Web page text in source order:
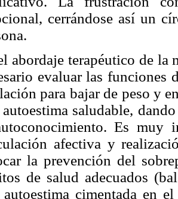
cerrándose así un
abordaje terapéutico de la
evaluar las funciones
para bajar de peso y
saludable,
Es muy
afectiva y
la prevención del
de salud adecuados
autoestima cimentada en